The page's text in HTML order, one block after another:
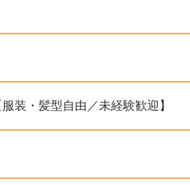
装・髪型自由／未経験歓迎】